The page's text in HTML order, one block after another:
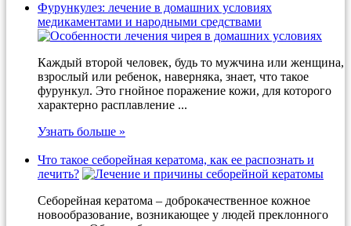
Фурункулез: лечение в домашних условиях
медикаментами и народными средствами
Каждый второй человек, будь то мужчина или женщина,
взрослый или ребенок, наверняка, знает, что такое
фурункул. Это гнойное поражение кожи, для которого
характерно расплавление ...
Узнать больше »
Что такое себорейная кератома, как ее распознать и
лечить?
Себорейная кератома – доброкачественное кожное
новообразование, возникающее у людей преклонного